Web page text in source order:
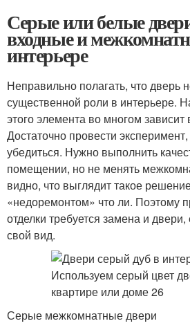
Серые или белые
входные и
интерьере
Неправильно полагать, что дверь
существенной роли в интерьере.
этого элемента во многом зависит
Достаточно провести
убедиться. Нужно выполнить
помещении, но не менять
видно, что выглядит такое
«недоремонтом» что ли. Поэтому
отделки требуется замена и
свой вид.
Серые межкомнатные двери